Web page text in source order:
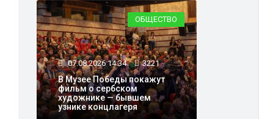
ОБЩЕСТВО
07.08.2026 14:34 3221
В Музее Победы покажут
фильм о сербском
художнике — бывшем
узнике концлагеря